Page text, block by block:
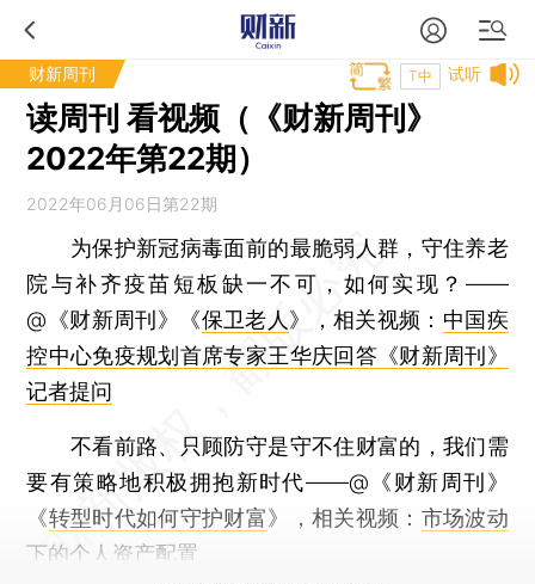
财新周刊 试听
T中
读周刊 看视频（《财新周刊》
2022年第22期）
2022年06月06日第22期
为保护新冠病毒面前的最脆弱人群，守住养老
院与补齐疫苗短板缺一不可，如何实现？——
@《财新周刊》《保卫老人 》，相关视频： 中国疾
控中心免疫规划首席专家王华庆回答《财新周刊》
记者提问
不看前路、只顾防守是守不住财富的，我们需
要有策略地积极拥抱新时代——@《财新周刊》
《转型时代如何守护财富》，相关视频： 市场波动
下的个人资产配置